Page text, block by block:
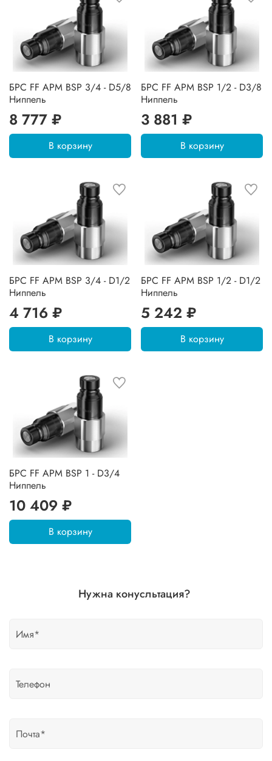
БРС FF APM BSP 3/4 - D5/8
Ниппель
8 777 ₽
В корзину
БРС FF APM BSP 1/2 - D3/8
Ниппель
3 881 ₽
В корзину
БРС FF APM BSP 3/4 - D1/2
Ниппель
4 716 ₽
В корзину
БРС FF APM BSP 1/2 - D1/2
Ниппель
5 242 ₽
В корзину
БРС FF APM BSP 1 - D3/4
Ниппель
10 409 ₽
В корзину
Нужна конусльтация?